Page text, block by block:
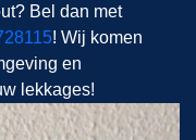
Bel dan met
! Wij komen
en
lekkages!